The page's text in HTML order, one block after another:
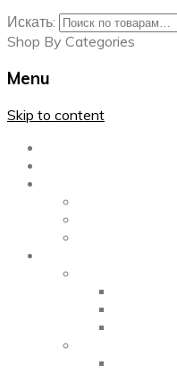
Искать:
Shop By Categories
Menu
Skip to content